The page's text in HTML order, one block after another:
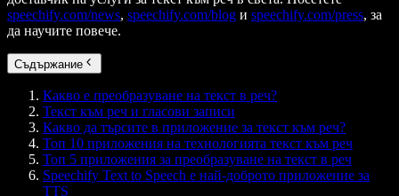
speechify.com/news, speechify.com/blog и speechify.com/press, за
да научите повече.
Съдържание
Какво е преобразуване на текст в реч?
Текст към реч и гласови записи
Какво да търсите в приложение за текст към реч?
Топ 10 приложения на технологията текст към реч
Топ 5 приложения за преобразуване на текст в реч
Speechify Text to Speech е най-доброто приложение за
TTS